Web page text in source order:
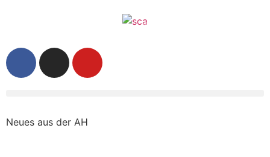
Neues aus der AH